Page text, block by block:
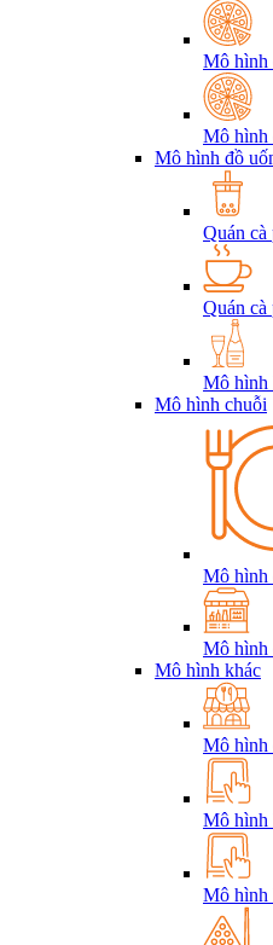
Mô hình
Mô hình
Mô hình đồ
Quán cà
Quán cà
Mô hình
Mô hình chuỗi
Mô hình
Mô hình
Mô hình khác
Mô hình
Mô hình
Mô hình